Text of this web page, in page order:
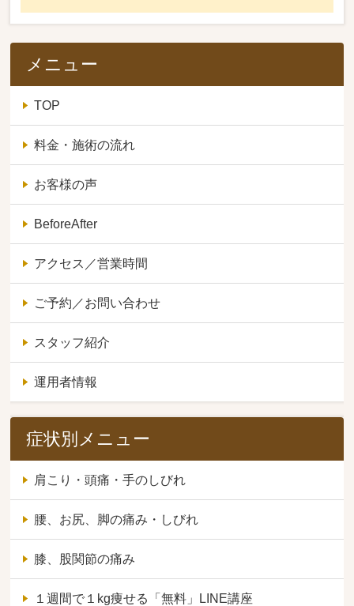
メニュー
TOP
料金・施術の流れ
お客様の声
BeforeAfter
アクセス／営業時間
ご予約／お問い合わせ
スタッフ紹介
運用者情報
症状別メニュー
肩こり・頭痛・手のしびれ
腰、お尻、脚の痛み・しびれ
膝、股関節の痛み
１週間で１kg痩せる「無料」LINE講座